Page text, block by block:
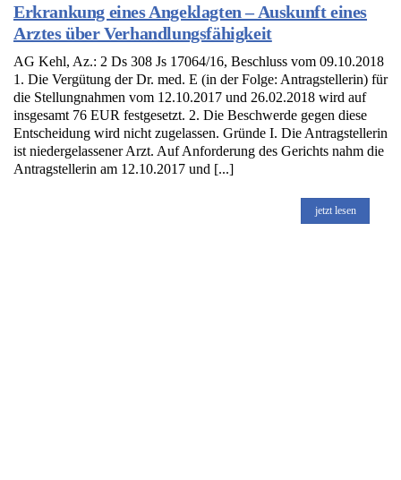
Erkrankung eines Angeklagten – Auskunft eines
Arztes über Verhandlungsfähigkeit
AG Kehl, Az.: 2 Ds 308 Js 17064/16, Beschluss vom 09.10.2018
1. Die Vergütung der Dr. med. E (in der Folge: Antragstellerin) für
die Stellungnahmen vom 12.10.2017 und 26.02.2018 wird auf
insgesamt 76 EUR festgesetzt. 2. Die Beschwerde gegen diese
Entscheidung wird nicht zugelassen. Gründe I. Die Antragstellerin
ist niedergelassener Arzt. Auf Anforderung des Gerichts nahm die
Antragstellerin am 12.10.2017 und [...]
jetzt lesen